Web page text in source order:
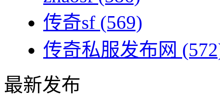
传奇sf (569)
传奇私服发布网
最新发布